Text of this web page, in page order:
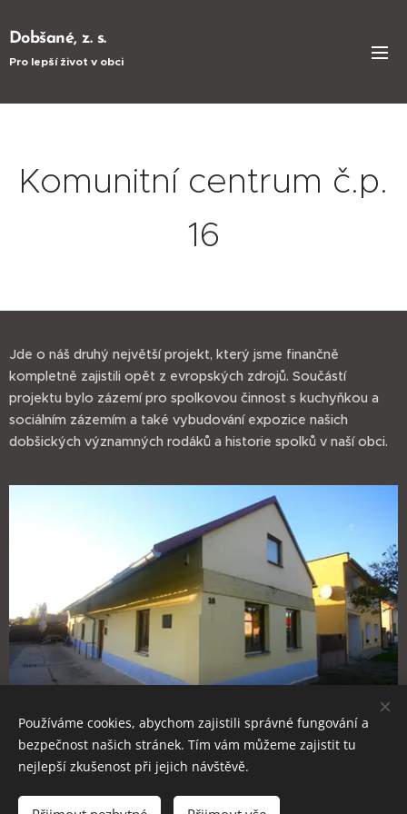
Dobšané, z. s.
Pro lepší život v obci
Komunitní centrum č.p.
16
Jde o náš druhý největší projekt, který jsme finančně
kompletně zajistili opět z evropských zdrojů. Součástí
projektu bylo zázemí pro spolkovou činnost s kuchyňkou a
sociálním zázemím a také vybudování expozice našich
dobšických významných rodáků a historie spolků v naší obci.
Za web odpovídá Pavel Dobrý ml.
Používáme cookies, abychom zajistili správné fungování a
bezpečnost našich stránek. Tím vám můžeme zajistit tu
nejlepší zkušenost při jejich návštěvě.